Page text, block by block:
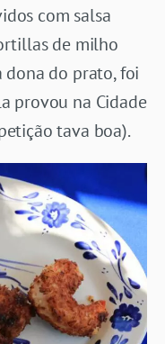
com salsa
de milho
dona do prato, foi
provou na Cidade
tava boa).